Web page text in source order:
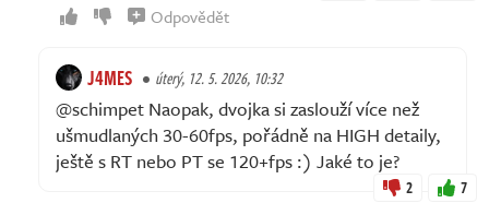
Odpovědět
J4MES úterý, 12. 5. 2026, 10:32
@schimpet Naopak, dvojka si zaslouží více než
ušmudlaných 30-60fps, pořádně na HIGH detaily,
ještě s RT nebo PT se 120+fps :) Jaké to je?
2 7